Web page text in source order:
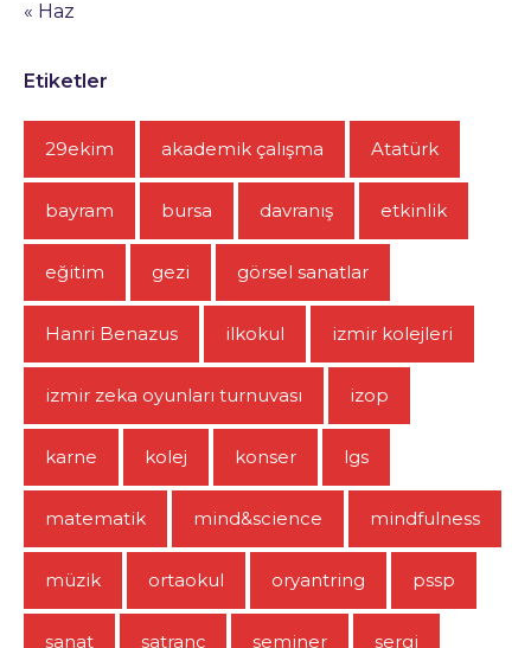
« Haz
Etiketler
29ekim akademik çalışma Atatürk
bayram bursa davranış etkinlik
eğitim gezi görsel sanatlar
Hanri Benazus ilkokul izmir kolejleri
izmir zeka oyunları turnuvası izop
karne kolej konser lgs
matematik mind&science mindfulness
müzik ortaokul oryantring pssp
sanat satranç seminer sergi